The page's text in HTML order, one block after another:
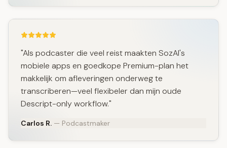
"Als podcaster die veel reist maakten SozAI's
mobiele apps en goedkope Premium-plan het
makkelijk om afleveringen onderweg te
transcriberen—veel flexibeler dan mijn oude
Descript-only workflow."
Carlos R. — Podcastmaker